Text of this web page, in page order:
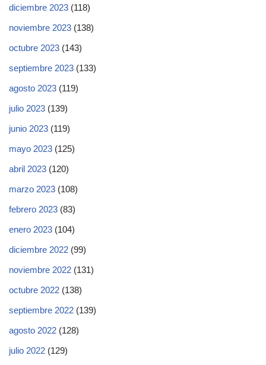
diciembre 2023 (118)
noviembre 2023 (138)
octubre 2023 (143)
septiembre 2023 (133)
agosto 2023 (119)
julio 2023 (139)
junio 2023 (119)
mayo 2023 (125)
abril 2023 (120)
marzo 2023 (108)
febrero 2023 (83)
enero 2023 (104)
diciembre 2022 (99)
noviembre 2022 (131)
octubre 2022 (138)
septiembre 2022 (139)
agosto 2022 (128)
julio 2022 (129)